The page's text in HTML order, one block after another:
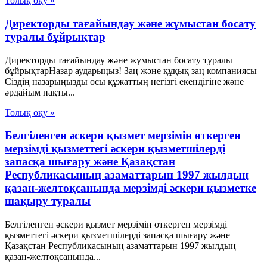
Директорды тағайындау және жұмыстан босату
туралы бұйрықтар
Директорды тағайындау және жұмыстан босату туралы
бұйрықтарНазар аударыңыз! Заң және құқық заң компаниясы
Сіздің назарыңызды осы құжаттың негізгі екендігіне және
әрдайым нақты...
Толық оқу »
Белгiленген әскери қызмет мерзiмiн өткерген
мерзiмдi қызметтегi әскери қызметшiлердi
запасқа шығару және Қазақстан
Республикасының азаматтарын 1997 жылдың
қазан-желтоқсанында мерзiмдi әскери қызметке
шақыру туралы
Белгiленген әскери қызмет мерзiмiн өткерген мерзiмдi
қызметтегi әскери қызметшiлердi запасқа шығару және
Қазақстан Республикасының азаматтарын 1997 жылдың
қазан-желтоқсанында...